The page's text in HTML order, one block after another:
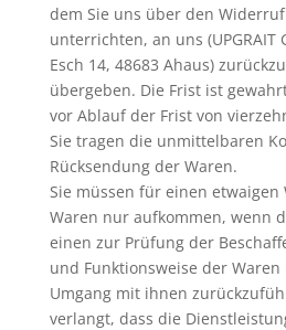
dem Sie uns über den
unterrichten, an uns (UPGRAIT
Esch 14, 48683 Ahaus)
übergeben. Die Frist ist
vor Ablauf der Frist von
Sie tragen die unmittelbaren
Rücksendung der Waren.
Sie müssen für einen
Waren nur aufkommen, wenn
einen zur Prüfung der
und Funktionsweise der
Umgang mit ihnen
verlangt, dass die